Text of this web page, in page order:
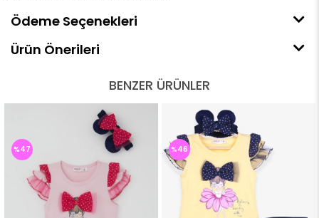
Ödeme Seçenekleri
Ürün Önerileri
BENZER ÜRÜNLER
%47 %46